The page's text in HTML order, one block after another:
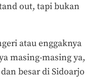
out, tapi bukan
atau enggaknya
masing-masing ya,
besar di Sidoarjo